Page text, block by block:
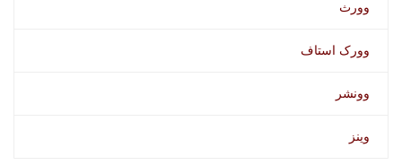
وورث
وورک استاف
وونشر
وینز